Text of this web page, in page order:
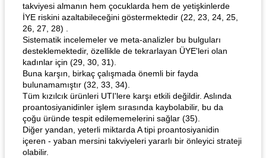
takviyesi almanın hem çocuklarda hem de yetişkinlerde
İYE riskini azaltabileceğini göstermektedir (22, 23, 24, 25,
26, 27, 28) .
Sistematik incelemeler ve meta-analizler bu bulguları
desteklemektedir, özellikle de tekrarlayan ÜYE'leri olan
kadınlar için (29, 30, 31).
Buna karşın, birkaç çalışmada önemli bir fayda
bulunamamıştır (32, 33, 34).
Tüm kızılcık ürünleri UTI'lere karşı etkili değildir. Aslında
proantosiyanidinler işlem sırasında kaybolabilir, bu da
çoğu üründe tespit edilememelerini sağlar (35).
Diğer yandan, yeterli miktarda A tipi proantosiyanidin
içeren - yaban mersini takviyeleri yararlı bir önleyici strateji
olabilir.